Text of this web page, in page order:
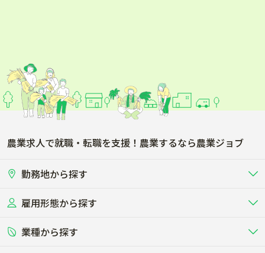
農業求人で就職・転職を支援！農業するなら農業ジョブ
勤務地から探す
北海道
関東
雇用形態から探す
正社員 バイト・アルバイト・パート
業種から探す